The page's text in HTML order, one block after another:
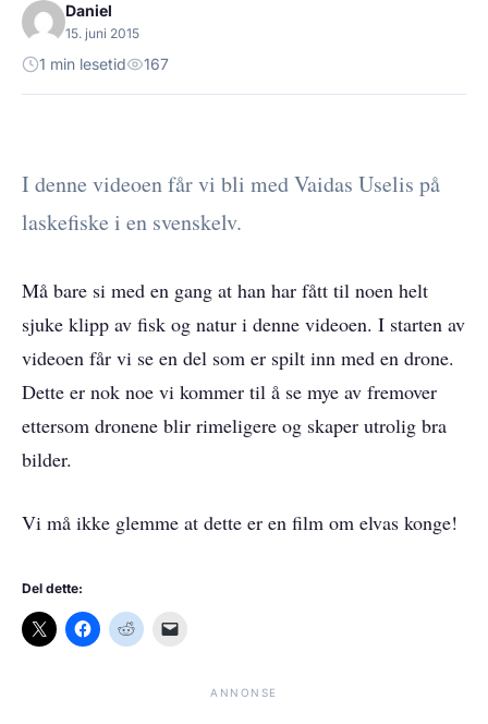
Daniel
15. juni 2015
1 min lesetid 167
I denne videoen får vi bli med Vaidas Uselis på
laskefiske i en svenskelv.
Må bare si med en gang at han har fått til noen helt
sjuke klipp av fisk og natur i denne videoen. I starten av
videoen får vi se en del som er spilt inn med en drone.
Dette er nok noe vi kommer til å se mye av fremover
ettersom dronene blir rimeligere og skaper utrolig bra
bilder.
Vi må ikke glemme at dette er en film om elvas konge!
Del dette:
ANNONSE